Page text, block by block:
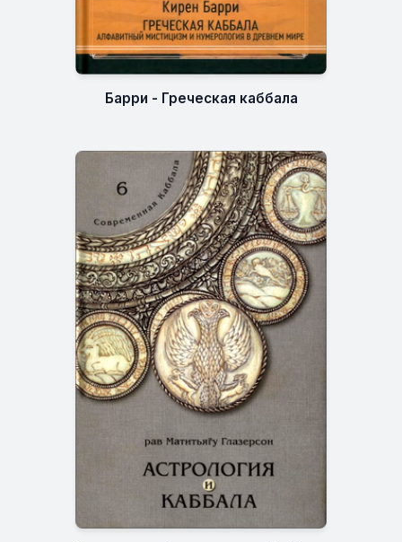
Барри - Греческая каббала